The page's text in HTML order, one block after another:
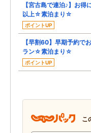
【宮古島で連泊♪】お
以上☆素泊まり☆
ポイントUP
【早割60】早期予約で
ラン☆素泊まり☆
ポイントUP
こ